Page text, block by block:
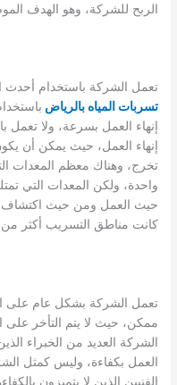
الربح للشركة، وهو الهدف
تعمل الشركة باستخدام
تسربات المياه بالرياض
إنهاء العمل بسرعة، ولا تعمل
إنهاء العمل، حيث يمكن أن
تخرج، وهناك معظم
واحدة، ولكن المعدات التي
حيث العمل ومن حيث اكتشاف
كانت مناطق التسريب أكثر
تعمل الشركة بشكل عام على
ممكن، حيث لا يتم التأخر على
الشركة العديد من الخبراء
العمل بكفاءة، وليس كمثل
الفنيين الذين لا يتميزون